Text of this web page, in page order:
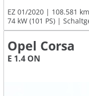
EZ 01/2020
108.581 km
74 kW (101 PS)
Opel Corsa
E 1.4 ON